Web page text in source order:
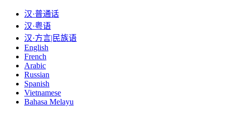
汉·普通话
汉·粤语
汉·方言|民族语
English
French
Arabic
Russian
Spanish
Vietnamese
Bahasa Melayu